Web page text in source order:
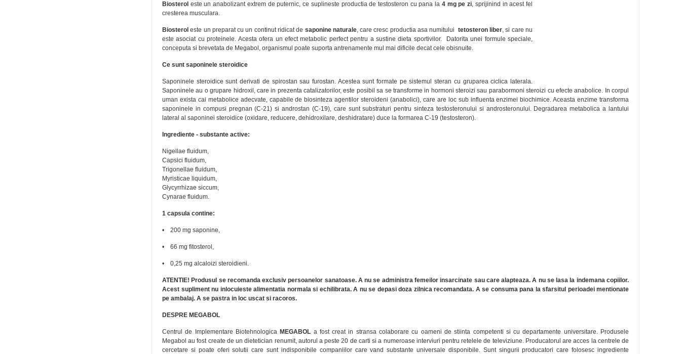
Biosterol este un anabolizant extrem de puternic, ce suplineste productia de testosteron cu pana la 4 mg pe zi, sprijinind in acest fel
cresterea musculara.
Biosterol este un preparat cu un continut ridicat de saponine naturale, care cresc productia asa numitului tetosteron liber, si care nu
este asociat cu proteinele. Acesta ofera un efect metabolic perfect pentru a sustine dieta sportivilor. Datorita unei formule speciale,
conceputa si brevetata de Megabol, organismul poate suporta antrenamente mul mai dificile decat cele obisnuite.
Ce sunt saponinele steroidice
Saponinele steroidice sunt derivati de spirostan sau furostan. Acestea sunt formate pe sistemul steran cu gruparea ciclica laterala.
Saponinele au o grupare hidroxil, care in prezenta catalizatorilor, este posibil sa se transforme in hormoni steroizi sau parabormoni steroizi cu efecte anabolice. In corpul
uman exista cai metabolice adecvate, capabile de biosinteza agentilor steroideni (anabolici), care are loc sub influenta enzimei biochimice. Aceasta enzime transforma
saponinele in compusi pregnan (C-21) si androstan (C-19), care sunt substraturi pentru sinteza testosteronului si androsteronului. Degradarea metabolica a lantului
lateral al saponinei steroidice (oxidare, reducere, dehidroxilare, deshidratare) duce la formarea C-19 (testosteron).
Ingrediente - substante active:
Nigellae fluidum,
Capsici fluidum,
Trigonellae fluidum,
Myristicae liquidum,
Glycyrrhizae siccum,
Cynarae fluidum.
1 capsula contine:
• 200 mg saponine,
• 66 mg fitosterol,
• 0,25 mg alcaloizi steroidieni.
ATENTIE! Produsul se recomanda exclusiv persoanelor sanatoase. A nu se administra femeilor insarcinate sau care alapteaza. A nu se lasa la indemana copiilor.
Acest supliment nu inlocuieste alimentatia normala si echilibrata. A nu se depasi doza zilnica recomandata. A se consuma pana la sfarsitul perioadei mentionate
pe ambalaj. A se pastra in loc uscat si racoros.
DESPRE MEGABOL
Centrul de Implementare Biotehnologica MEGABOL a fost creat in stransa colaborare cu oameni de stiinta competenti si cu departamente universitare. Produsele
Megabol au fost create de un dietetician renumit, autorul a peste 20 de carti si a numeroase interviuri pentru retelele de televiziune. Producatorul are acces la centrele de
cercetare si poate oferi solutii care sunt indisponibile companiilor care vand substante universale disponibile. Sunt singurii producatori care folosesc ingrediente